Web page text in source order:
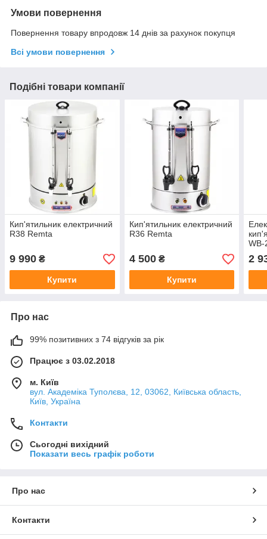
Умови повернення
Повернення товару впродовж 14 днів за рахунок покупця
Всі умови повернення
Подібні товари компанії
Кип'ятильник електричний
R38 Remta
9 990 ₴
Купити
Кип'ятильник електричний
R36 Remta
4 500₴
Купити
WB-
2
Про нас
99% позитивних з 74 відгуків за рік
Працює з 03.02.2018
м. Київ
вул. Академіка Туполєва, 12, 03062, Київська область,
Київ, Україна
Контакти
Сьогодні вихідний
Показати весь графік роботи
Про нас
Контакти